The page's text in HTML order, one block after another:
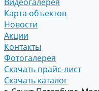
Карта объектов
Новости
Акции
Контакты
Фотогалерея
Скачать прайс-лист
Скачать каталог